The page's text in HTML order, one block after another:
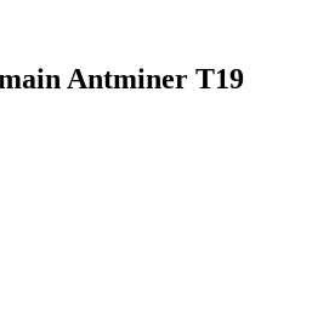
Antminer T19